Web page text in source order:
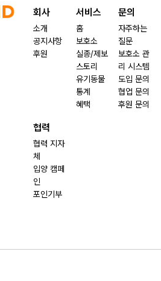
회사
소개
공지사항
후원
서비스
홈
보호소
실종/제보
스토리
유기동물
통계
혜택
문의
자주하는
질문
보호소 관
리 시스템
도입 문의
협업 문의
후원 문의
협력
협력 지자
체
입양 캠페
인
포인기부